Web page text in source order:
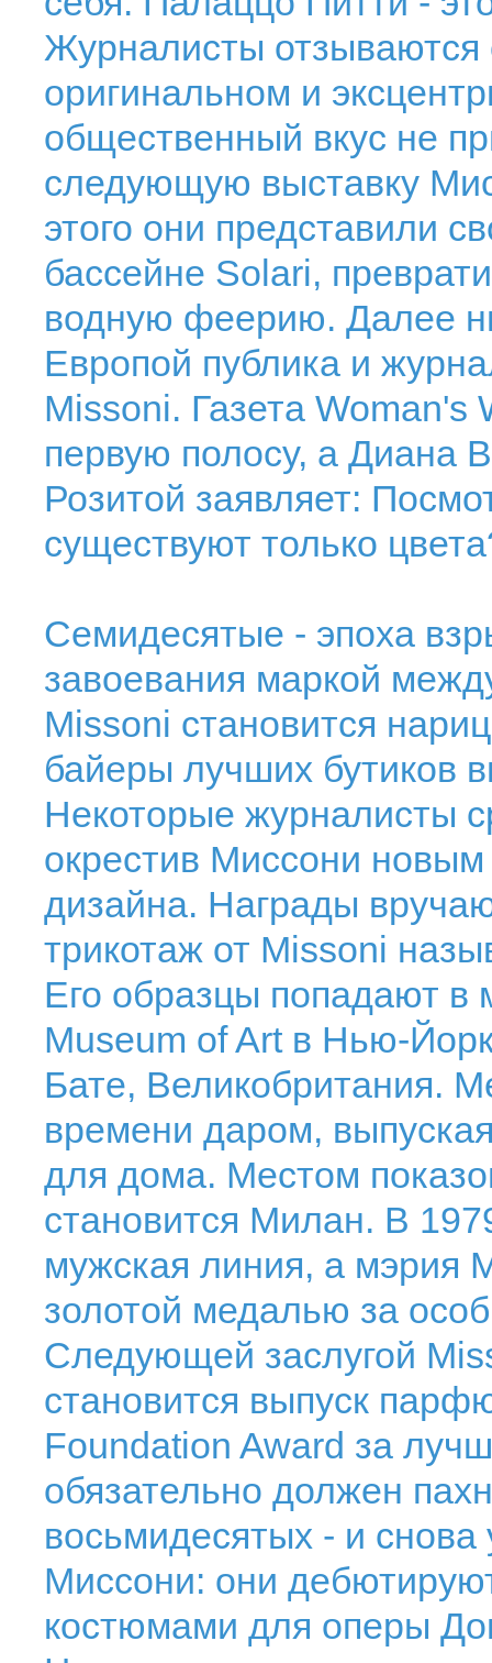
Журналисты отзываются
оригинальном и
общественный вкус не
следующую выставку
этого они представили
бассейне Solari,
водную феерию. Далее
Европой публика и
Missoni. Газета
первую полосу, а Диана
Розитой заявляет:
существуют только
Семидесятые - эпоха
завоевания маркой
Missoni становится
байеры лучших бутиков
Некоторые журналисты
окрестив Миссони новым
дизайна. Награды
трикотаж от Missoni
Его образцы попадают в
Museum of Art в Нью-
Бате, Великобритания.
времени даром,
для дома. Местом
становится Милан. В
мужская линия, а мэрия
золотой медалью за
Следующей заслугой
становится выпуск
Foundation Award за
обязательно должен
восьмидесятых - и
Миссони: они
костюмами для оперы